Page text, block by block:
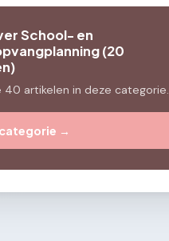
School- en
(20
40 artikelen in deze categorie.
→